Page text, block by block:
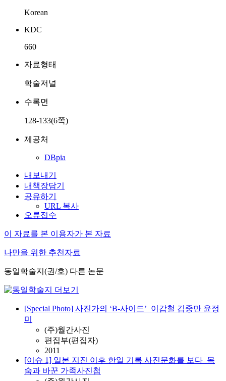
Korean
KDC
660
자료형태
학술저널
수록면
128-133(6쪽)
제공처
DBpia
내보내기
내책장담기
공유하기
URL 복사
오류접수
이 자료를 본 이용자가 본 자료
나만을 위한 추천자료
동일학술지(권/호) 다른 논문
[Special Photo] 사진가의 ‘B-사이드’_이갑철 김중만 윤정
미
(주)월간사진
편집부(편집자)
2011
[이슈 1] 일본 지진 이후 한일 기록 사진문화를 보다_목
숨과 바꾼 가족사진첩